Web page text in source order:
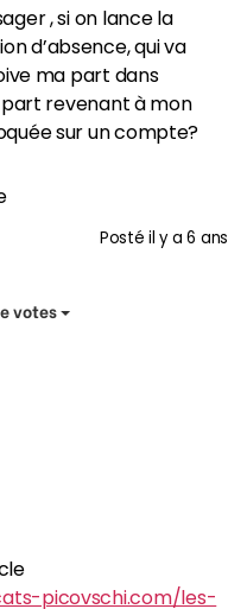
, si on lance la
d’absence, qui va
ma part dans
revenant à mon
sur un compte?
Postéil y a 6 ans
votes
picovschi.com/les-